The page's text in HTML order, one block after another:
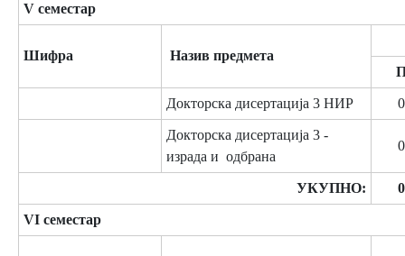
V семестар
Шифра
Назив предмета
Докторска дисертација 3 НИР 0
Докторска дисертација 3 -
израда и одбрана
0
УКУПНО: 0
VI семестар